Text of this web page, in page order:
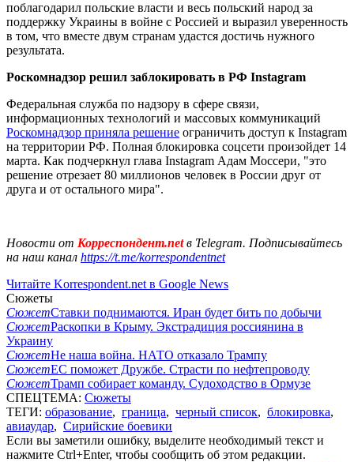
поблагодарил польские власти и весь польский народ за
поддержку Украины в войне с Россией и выразил уверенность
в том, что вместе двум странам удастся достичь нужного
результата.
Роскомнадзор решил заблокировать в РФ Instagram
Федеральная служба по надзору в сфере связи,
информационных технологий и массовых коммуникаций
Роскомнадзор приняла решение ограничить доступ к Instagram
на территории РФ. Полная блокировка соцсети произойдет 14
марта. Как подчеркнул глава Instagram Адам Моссери, "это
решение отрезает 80 миллионов человек в России друг от
друга и от остального мира".
Новости от Корреспондент.netв Telegram. Подписывайтесь
на наш канал https://t.me/korrespondentnet
Читайте Korrespondent.net в Google News
Сюжеты
СюжетСтавки поднимаются. Иран будет бить по добычи
СюжетРаскопки в Крыму. Экстрадиция россиянина в
Украину
СюжетНе наша война. НАТО отказало Трампу
СюжетЕС поможет Дружбе. Страсти по нефтепроводу
СюжетТрамп собирает команду. Судоходство в Ормузе
СПЕЦТЕМА: Сюжеты
ТЕГИ: образование, граница, черный список, блокировка,
авиаудар, Сирийские боевики
Если вы заметили ошибку, выделите необходимый текст и
нажмите Ctrl+Enter, чтобы сообщить об этом редакции.